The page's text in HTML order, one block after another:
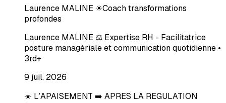
Laurence MALINE ☀Coach transformations
profondes
Laurence MALINE ⚖️ Expertise RH - Facilitatrice
posture managériale et communication quotidienne •
3rd+
9 juil. 2026
☀️ L’APAISEMENT ➡️ APRES LA REGULATION